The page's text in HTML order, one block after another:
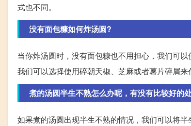
式也不同。
没有面包糠如何炸汤圆?
当你炸汤圆时，没有面包糠也不用担心，我们可
我们可以选择使用碎朝天椒、芝麻或者薯片碎屑
煮的汤圆半生不熟怎么办呢，有没有比较好的
如果煮的汤圆出现半生不熟的情况，我们可以将